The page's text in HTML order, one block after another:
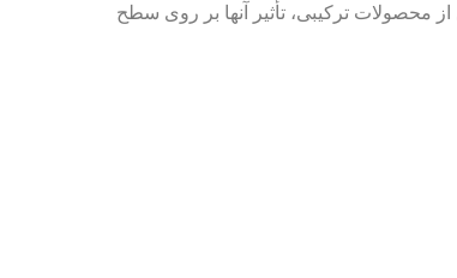
محصولات ترکیبی، تأثیر آنها بر روی سطح